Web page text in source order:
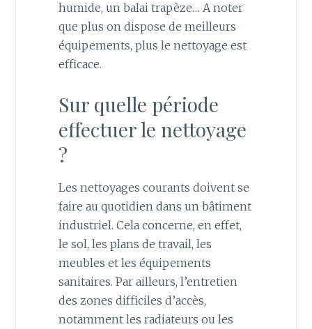
humide, un balai trapèze… A noter
que plus on dispose de meilleurs
équipements, plus le nettoyage est
efficace.
Sur quelle période
effectuer le nettoyage
?
Les nettoyages courants doivent se
faire au quotidien dans un bâtiment
industriel. Cela concerne, en effet,
le sol, les plans de travail, les
meubles et les équipements
sanitaires. Par ailleurs, l’entretien
des zones difficiles d’accès,
notamment les radiateurs ou les